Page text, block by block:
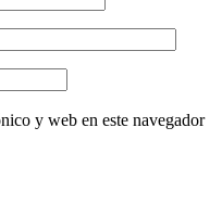
y web en este navegador